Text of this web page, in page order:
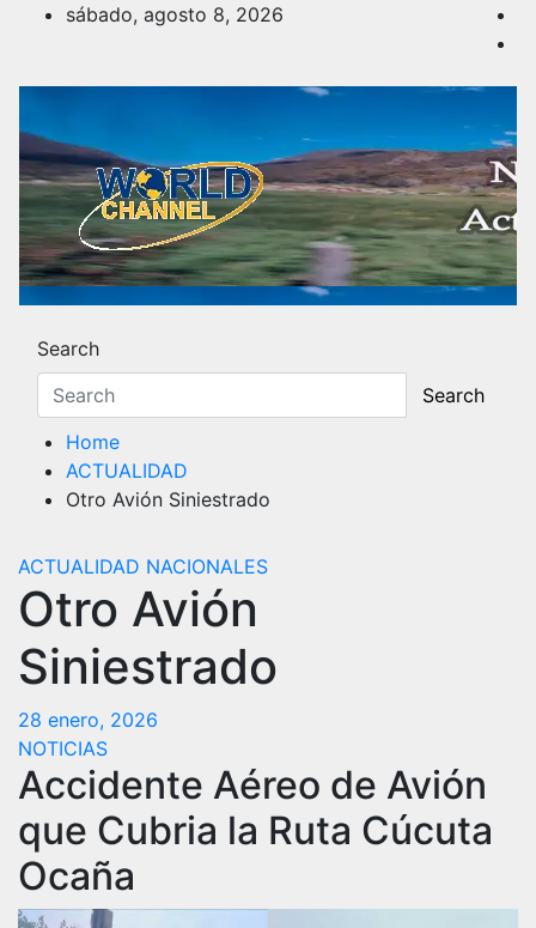
sábado, agosto 8, 2026
Noticias y Actualidad
Search
Search
Home
ACTUALIDAD
Otro Avión Siniestrado
ACTUALIDAD NACIONALES
Otro Avión
Siniestrado
28 enero, 2026
NOTICIAS
Accidente Aéreo de Avión
que Cubria la Ruta Cúcuta
Ocaña